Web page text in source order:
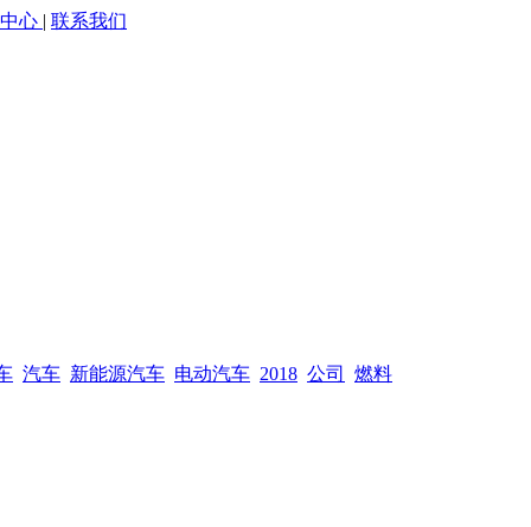
心 | 联系我们
汽车 新能源汽车 电动汽车 2018 公司 燃料